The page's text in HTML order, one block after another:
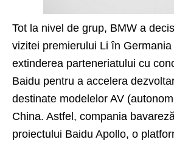
Tot la nivel de grup, BMW a
vizitei premierului Li în
extinderea parteneriatului cu
Baidu pentru a accelera
destinate modelelor AV
China. Astfel, compania
proiectului Baidu Apollo, o